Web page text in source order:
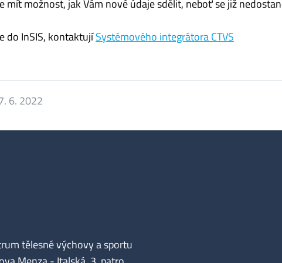
mít možnost, jak Vám nové údaje sdělit, neboť se již
do InSIS, kontaktujíSystémového integrátora CTVS
6. 2022
tělesné výchovy a sportu